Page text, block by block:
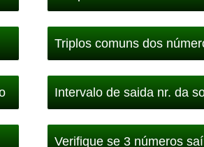
Triplos comuns dos
Intervalo de saida nr. da
Verifique se 3 números